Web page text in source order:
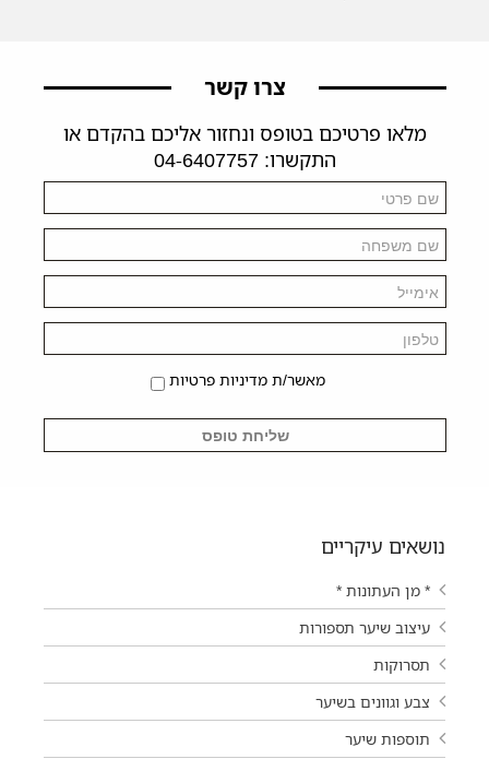
צרו קשר
מלאו פרטיכם בטופס ונחזור אליכם בהקדם או
התקשרו: 04-6407757
מאשר/ת מדיניות פרטיות
נושאים עיקריים
* מן העתונות *
עיצוב שיער תספורות
תסרוקות
צבע וגוונים בשיער
תוספות שיער